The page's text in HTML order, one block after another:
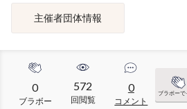
主催者団体情報
0
ブラボー
572
回閲覧
0
コメント
ブラボーで